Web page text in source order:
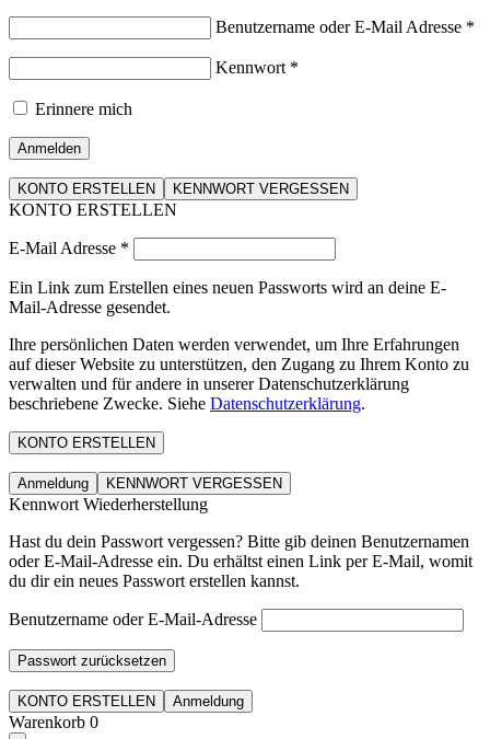
Benutzername oder E-Mail Adresse *
Kennwort *
Erinnere mich
Anmelden
KONTO ERSTELLEN KENNWORT VERGESSEN
KONTO ERSTELLEN
E-Mail Adresse *
Ein Link zum Erstellen eines neuen Passworts wird an deine E-
Mail-Adresse gesendet.
Ihre persönlichen Daten werden verwendet, um Ihre Erfahrungen
auf dieser Website zu unterstützen, den Zugang zu Ihrem Konto zu
verwalten und für andere in unserer Datenschutzerklärung
beschriebene Zwecke. Siehe Datenschutzerklärung.
KONTO ERSTELLEN
Anmeldung KENNWORT VERGESSEN
Kennwort Wiederherstellung
Hast du dein Passwort vergessen? Bitte gib deinen Benutzernamen
oder E-Mail-Adresse ein. Du erhältst einen Link per E-Mail, womit
du dir ein neues Passwort erstellen kannst.
Benutzername oder E-Mail-Adresse
Passwort zurücksetzen
KONTO ERSTELLEN Anmeldung
Warenkorb 0